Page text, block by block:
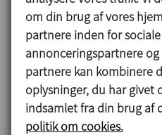
INOXPA
Strevelinsvej
+45
om din brug af vores
partnere inden for
annonceringspartnere
partnere kan kombinere
oplysninger, du har givet
indsamlet fra din brug af
politik om cookies.